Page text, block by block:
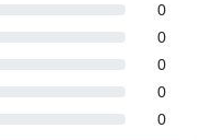
0
0
0
0
0